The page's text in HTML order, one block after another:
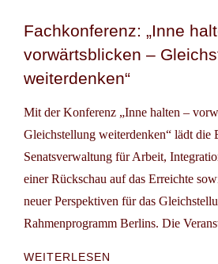
Fachkonferenz: „Inne
vorwärtsblicken –
weiterdenken“
Mit der Konferenz „Inne halten –
Gleichstellung weiterdenken“ lädt die
Senatsverwaltung für Arbeit,
einer Rückschau auf das Erreichte
neuer Perspektiven für das
Rahmenprogramm Berlins. Die
WEITERLESEN